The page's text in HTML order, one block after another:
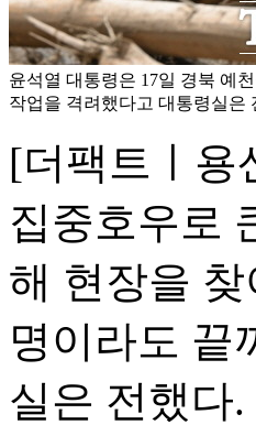
윤석열 대통령은 17일 경북 예
작업을 격려했다고 대통령실은
[더팩트ㅣ용
집중호우로
해 현장을
명이라도 끝
실은 전했다.